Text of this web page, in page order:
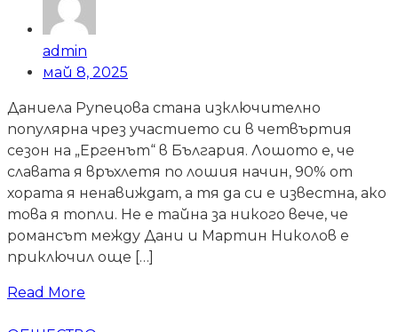
admin
май 8, 2025
Даниела Рупецова стана изключително
популярна чрез участието си в четвъртия
сезон на „Ергенът“ в България. Лошото е, че
славата я връхлетя по лошия начин, 90% от
хората я ненавиждат, а тя да си е известна, ако
това я топли. Не е тайна за никого вече, че
романсът между Дани и Мартин Николов е
приключил още […]
Read More